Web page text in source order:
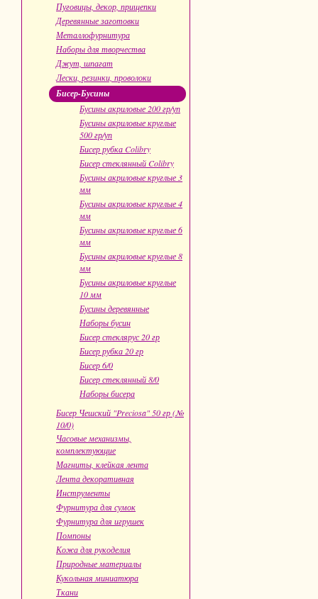
Пуговицы, декор, прищепки
Деревянные заготовки
Металлофурнитура
Наборы для творчества
Джут, шпагат
Лески, резинки, проволоки
Бисер-Бусины
Бусины акриловые 200 гр/уп
Бусины акриловые круглые
500 гр/уп
Бисер рубка Colibry
Бисер стеклянный Colibry
Бусины акриловые круглые 3
мм
Бусины акриловые круглые 4
мм
Бусины акриловые круглые 6
мм
Бусины акриловые круглые 8
мм
Бусины акриловые круглые
10 мм
Бусины деревянные
Наборы бусин
Бисер стеклярус 20 гр
Бисер рубка 20 гр
Бисер 6/0
Бисер стеклянный 8/0
Наборы бисера
Бисер Чешский "Preciosa" 50 гр (№
10/0)
Часовые механизмы,
комплектующие
Магниты, клейкая лента
Лента декоративная
Инструменты
Фурнитура для сумок
Фурнитура для игрушек
Помпоны
Кожа для рукоделия
Природные материалы
Кукольная миниатюра
Ткани